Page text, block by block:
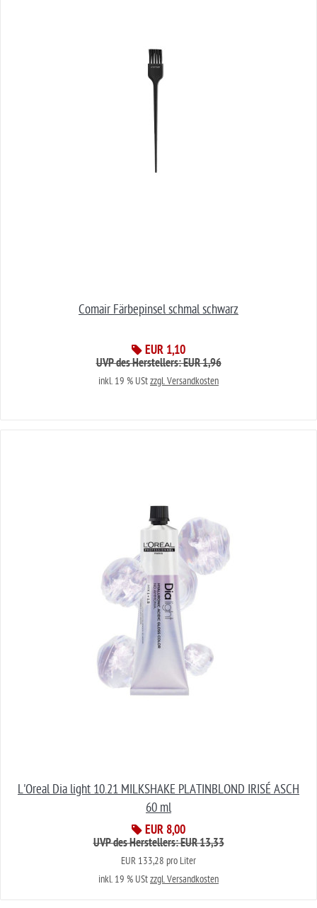
Comair Färbepinsel schmal schwarz
EUR 1,10
UVP des Herstellers: EUR 1,96
inkl. 19 % UStzzgl. Versandkosten
L'Oreal Dia light 10.21 MILKSHAKE PLATINBLOND IRISÉ ASCH
60 ml
EUR 8,00
UVP des Herstellers: EUR 13,33
EUR 133,28 pro Liter
inkl. 19 % UStzzgl. Versandkosten